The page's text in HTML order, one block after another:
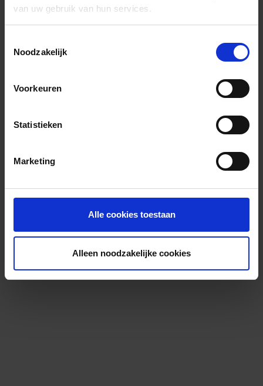
van uw gebruik van hun services.
Noodzakelijk
Voorkeuren
Statistieken
Marketing
Alle cookies toestaan
Alleen noodzakelijke cookies